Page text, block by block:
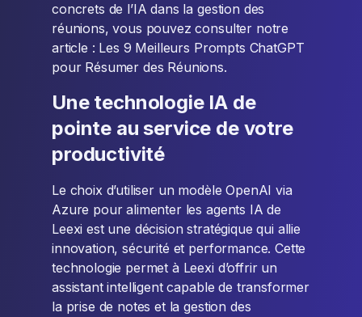
concrets de l’IA dans la gestion des
réunions, vous pouvez consulter notre
article : Les 9 Meilleurs Prompts ChatGPT
pour Résumer des Réunions.
Une technologie IA de
pointe au service de votre
productivité
Le choix d’utiliser un modèle OpenAI via
Azure pour alimenter les agents IA de
Leexi est une décision stratégique qui allie
innovation, sécurité et performance. Cette
technologie permet à Leexi d’offrir un
assistant intelligent capable de transformer
la prise de notes et la gestion des